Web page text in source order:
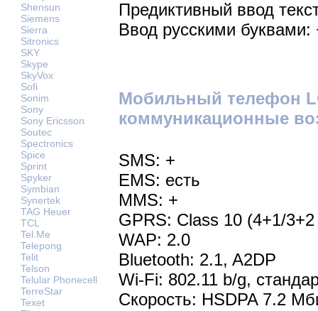
Shensun
Siemens
Sierra
Sitronics
SKY
Skype
SkyVox
Sofi
Sonim
Sony
Sony Ericsson
Soutec
Spectronics
Spice
Sprint
Spyker
Symbian
Synertek
TAG Heuer
TCL
Tel.Me
Telepong
Telit
Telson
Telular Phonecell
TerreStar
Texet
Предиктивный ввод
Ввод русскими буквами:
Мобильный телефон
коммуникационные
SMS: +
EMS: есть
MMS: +
GPRS: Class 10 (4+1/
WAP: 2.0
Bluetooth: 2.1, A2DP
Wi-Fi: 802.11 b/g,
Скорость: HSDPA 7.2